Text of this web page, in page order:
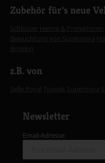
Zubehör für's neue
Schlösser Helme & Protektoren
Beleuchtung von Supernova
Brooks)
z.B. von
Selle Royal Topeak Supernova
Newsletter
Email-Adresse: